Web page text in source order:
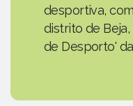
desportiva,
distrito de
de Desporto'